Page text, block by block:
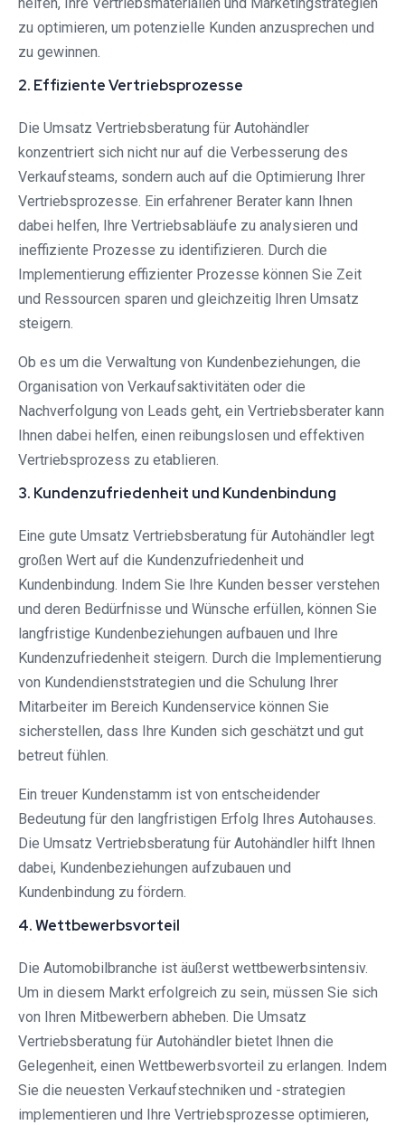
zu optimieren, um potenzielle Kunden anzusprechen und
zu gewinnen.
2. Effiziente Vertriebsprozesse
Die Umsatz Vertriebsberatung für Autohändler
konzentriert sich nicht nur auf die Verbesserung des
Verkaufsteams, sondern auch auf die Optimierung Ihrer
Vertriebsprozesse. Ein erfahrener Berater kann Ihnen
dabei helfen, Ihre Vertriebsabläufe zu analysieren und
ineffiziente Prozesse zu identifizieren. Durch die
Implementierung effizienter Prozesse können Sie Zeit
und Ressourcen sparen und gleichzeitig Ihren Umsatz
steigern.
Ob es um die Verwaltung von Kundenbeziehungen, die
Organisation von Verkaufsaktivitäten oder die
Nachverfolgung von Leads geht, ein Vertriebsberater kann
Ihnen dabei helfen, einen reibungslosen und effektiven
Vertriebsprozess zu etablieren.
3. Kundenzufriedenheit und Kundenbindung
Eine gute Umsatz Vertriebsberatung für Autohändler legt
großen Wert auf die Kundenzufriedenheit und
Kundenbindung. Indem Sie Ihre Kunden besser verstehen
und deren Bedürfnisse und Wünsche erfüllen, können Sie
langfristige Kundenbeziehungen aufbauen und Ihre
Kundenzufriedenheit steigern. Durch die Implementierung
von Kundendienststrategien und die Schulung Ihrer
Mitarbeiter im Bereich Kundenservice können Sie
sicherstellen, dass Ihre Kunden sich geschätzt und gut
betreut fühlen.
Ein treuer Kundenstamm ist von entscheidender
Bedeutung für den langfristigen Erfolg Ihres Autohauses.
Die Umsatz Vertriebsberatung für Autohändler hilft Ihnen
dabei, Kundenbeziehungen aufzubauen und
Kundenbindung zu fördern.
4. Wettbewerbsvorteil
Die Automobilbranche ist äußerst wettbewerbsintensiv.
Um in diesem Markt erfolgreich zu sein, müssen Sie sich
von Ihren Mitbewerbern abheben. Die Umsatz
Vertriebsberatung für Autohändler bietet Ihnen die
Gelegenheit, einen Wettbewerbsvorteil zu erlangen. Indem
Sie die neuesten Verkaufstechniken und -strategien
implementieren und Ihre Vertriebsprozesse optimieren,